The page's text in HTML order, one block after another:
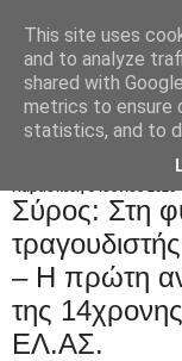
Σύρος: Στη
– H πρώτη
της
ΕΛ.ΑΣ.
This site uses
and to analyze
shared with
metrics to ensure
statistics, and to